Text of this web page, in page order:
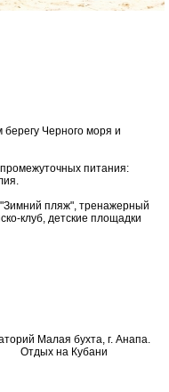
Черного моря и
питания:
пляж", тренажерный
клуб, детские площадки